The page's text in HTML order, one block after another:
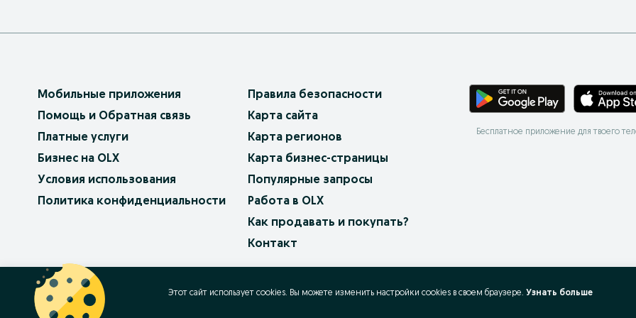
Мобильные приложения
Помощь и Обратная связь
Платные услуги
Бизнес на OLX
Условия использования
Политика конфиденциальности
Правила безопасности
Карта сайта
Карта регионов
Карта бизнес-страницы
Популярные запросы
Работа в OLX
Как продавать и покупать?
Контакт
Бесплатное приложение для твоего
OLX.bg
Этот сайт использует cookies. Вы можете изменить настройки cookies в своeм браузере. Узнать больше